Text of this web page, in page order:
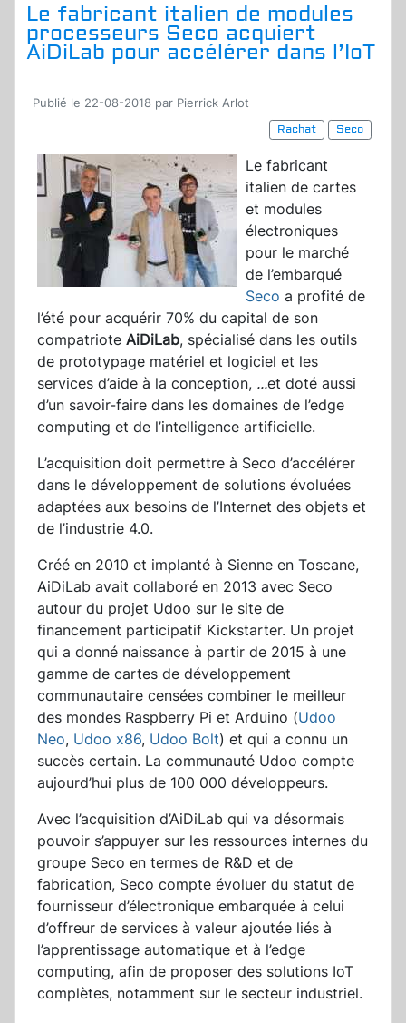
Le fabricant italien de modules
processeurs Seco acquiert
AiDiLab pour accélérer dans l’IoT
Publié le 22-08-2018 par Pierrick Arlot
Rachat
Seco
Le fabricant
italien de cartes
et modules
électroniques
pour le marché
de l’embarqué
Seco a profité de
l’été pour acquérir 70% du capital de son
compatriote AiDiLab, spécialisé dans les outils
de prototypage matériel et logiciel et les
services d’aide à la conception, ...et doté aussi
d’un savoir-faire dans les domaines de l’edge
computing et de l’intelligence artificielle.
L’acquisition doit permettre à Seco d’accélérer
dans le développement de solutions évoluées
adaptées aux besoins de l’Internet des objets et
de l’industrie 4.0.
Créé en 2010 et implanté à Sienne en Toscane,
AiDiLab avait collaboré en 2013 avec Seco
autour du projet Udoo sur le site de
financement participatif Kickstarter. Un projet
qui a donné naissance à partir de 2015 à une
gamme de cartes de développement
communautaire censées combiner le meilleur
des mondes Raspberry Pi et Arduino (Udoo
Neo, Udoo x86, Udoo Bolt) et qui a connu un
succès certain. La communauté Udoo compte
aujourd’hui plus de 100 000 développeurs.
Avec l’acquisition d’AiDiLab qui va désormais
pouvoir s’appuyer sur les ressources internes du
groupe Seco en termes de R&D et de
fabrication, Seco compte évoluer du statut de
fournisseur d’électronique embarquée à celui
d’offreur de services à valeur ajoutée liés à
l’apprentissage automatique et à l’edge
computing, afin de proposer des solutions IoT
complètes, notamment sur le secteur industriel.